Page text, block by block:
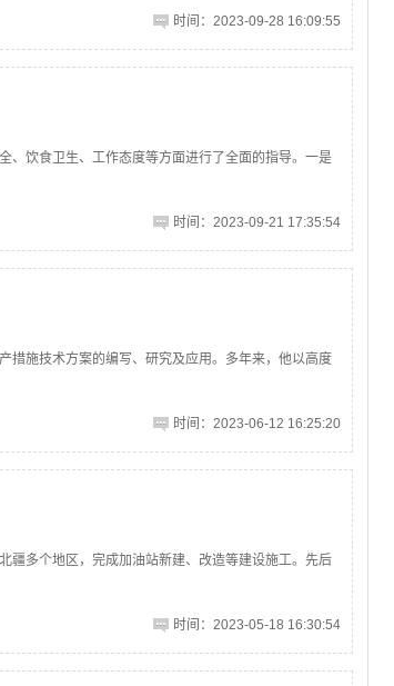
时间：2023-09-28 16:09:55
、饮食卫生、工作态度等方面进行了全面的指导。一是
时间：2023-09-21 17:35:54
措施技术方案的编写、研究及应用。多年来，他以高度
时间：2023-06-12 16:25:20
疆多个地区，完成加油站新建、改造等建设施工。先后
时间：2023-05-18 16:30:54